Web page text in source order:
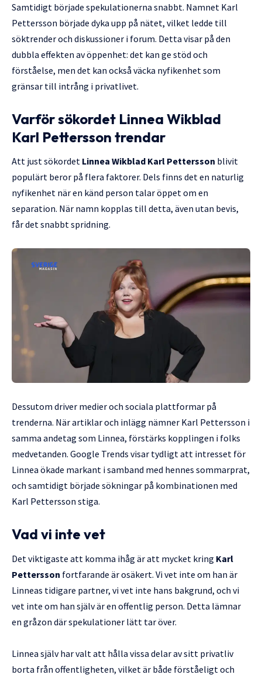
Samtidigt började spekulationerna snabbt. Namnet Karl
Pettersson började dyka upp på nätet, vilket ledde till
söktrender och diskussioner i forum. Detta visar på den
dubbla effekten av öppenhet: det kan ge stöd och
förståelse, men det kan också väcka nyfikenhet som
gränsar till intrång i privatlivet.
Varför sökordet Linnea Wikblad
Karl Pettersson trendar
Att just sökordet Linnea Wikblad Karl Pettersson blivit
populärt beror på flera faktorer. Dels finns det en naturlig
nyfikenhet när en känd person talar öppet om en
separation. När namn kopplas till detta, även utan bevis,
får det snabbt spridning.
Dessutom driver medier och sociala plattformar på
trenderna. När artiklar och inlägg nämner Karl Pettersson i
samma andetag som Linnea, förstärks kopplingen i folks
medvetanden. Google Trends visar tydligt att intresset för
Linnea ökade markant i samband med hennes sommarprat,
och samtidigt började sökningar på kombinationen med
Karl Pettersson stiga.
Vad vi inte vet
Det viktigaste att komma ihåg är att mycket kring Karl
Pettersson fortfarande är osäkert. Vi vet inte om han är
Linneas tidigare partner, vi vet inte hans bakgrund, och vi
vet inte om han själv är en offentlig person. Detta lämnar
en gråzon där spekulationer lätt tar över.
Linnea själv har valt att hålla vissa delar av sitt privatliv
borta från offentligheten, vilket är både förståeligt och